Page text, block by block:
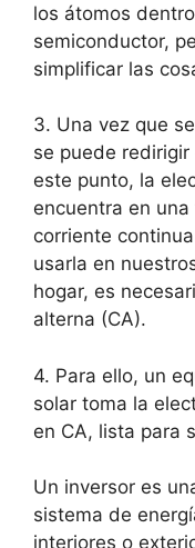
los átomos
semiconductor,
simplificar las
3. Una vez que
se puede
este punto, la
encuentra en
corriente
usarla en
hogar, es
alterna (CA).
4. Para ello, un
solar toma la
en CA, lista para
Un inversor es
sistema de
interiores o